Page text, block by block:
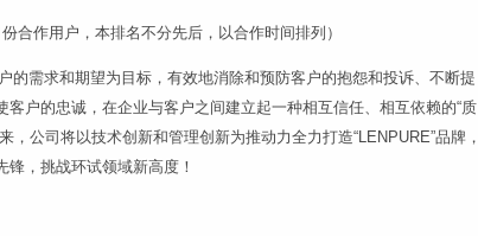
合作用户，本排名不分先后，以合作时间排列）
需求和期望为目标，有效地消除和预防客户的抱怨和投诉、不断提
客户的忠诚，在企业与客户之间建立起一种相互信任、相互依赖的“质
，公司将以技术创新和管理创新为推动力全力打造“LENPURE”品牌，
锋，挑战环试领域新高度！